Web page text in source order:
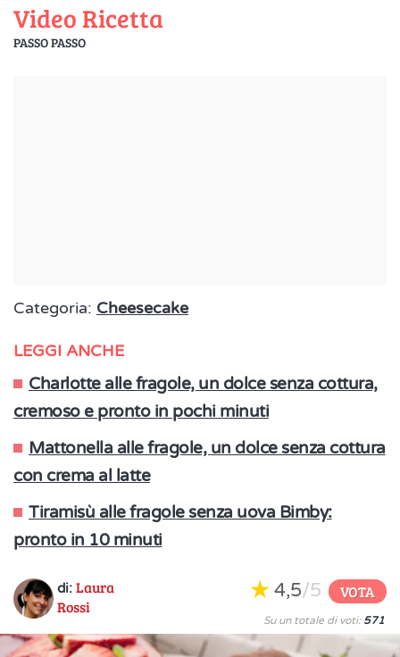
Video Ricetta
PASSO PASSO
Categoria: Cheesecake
LEGGI ANCHE
Charlotte alle fragole, un dolce senza cottura,
cremoso e pronto in pochi minuti
Mattonella alle fragole, un dolce senza cottura
con crema al latte
Tiramisù alle fragole senza uova Bimby:
pronto in 10 minuti
di: Laura
Rossi
4,5/5 VOTA
Su un totale di voti: 571